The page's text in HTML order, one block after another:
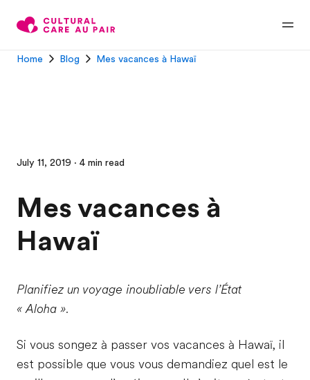
Home Blog Mes vacances à Hawaï
July 11, 2019 · 4 min read
Mes vacances à
Hawaï
Planifiez un voyage inoubliable vers l’État
« Aloha ».
Si vous songez à passer vos vacances à Hawaï, il
est possible que vous vous demandiez quel est le